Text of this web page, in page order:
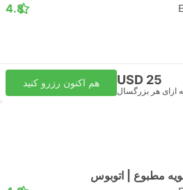
4.8
USD 25
ازای هر بزرگسال
هم اکنون رزرو کنید
مطبوع | اتوبوس